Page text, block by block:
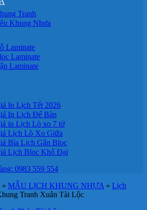
Tranh
Khung Nhựa
Laminate
Laminate
Laminate
In Lịch Tết 2026
In Lịch Để Bàn
in Lịch Lò xo 7 tờ
Lịch Lò Xo Giữa
Bìa Lịch Gắn Bloc
Lịch Bloc Khổ Đại
0983 559 554
» MẪU LỊCH KHUNG NHỰA » Lịch
Tranh Xuân Tài Lộc